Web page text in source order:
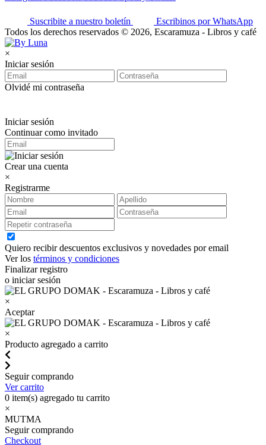
Suscribite a nuestro boletín
Escribinos por WhatsApp
Todos los derechos reservados © 2026, Escaramuza - Libros y café
×
Iniciar sesión
Olvidé mi contraseña
Iniciar sesión
Continuar como invitado
Crear una cuenta
×
Registrarme
Quiero recibir descuentos exclusivos y novedades por email
Ver los términos y condiciones
Finalizar registro
o iniciar sesión
×
Aceptar
×
Producto agregado a carrito
Seguir comprando
Ver carrito
0 item(s) agregado tu carrito
×
MUTMA
Seguir comprando
Checkout